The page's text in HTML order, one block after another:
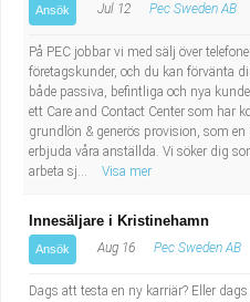
Ansök Jul 12 Pec Sweden AB
På PEC jobbar vi med sälj över
företagskunder, och du kan förvänta
både passiva, befintliga och nya
ett Care and Contact Center som har
grundlön & generös provision, som
erbjuda våra anställda. Vi söker dig
arbeta sj...
Visa mer
Innesäljare i Kristinehamn
Ansök Aug 16 Pec Sweden AB
Dags att testa en ny karriär? Eller